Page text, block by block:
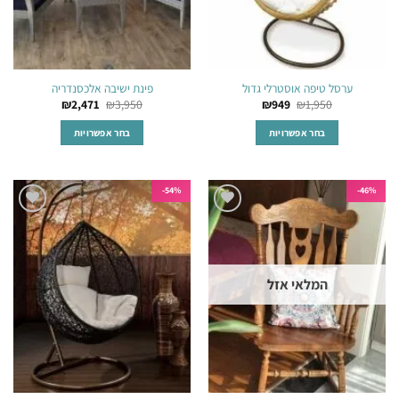
המוצר
ערסל טיפה אוסטרלי גדול
₪1,950
₪949
בחר אפשרויות
מספר
סוגים.
ניתן
לבחור
את
האפשרויות
בעמוד
המוצר
פינת ישיבה אלכסנדריה
₪3,950
₪2,471
בחר אפשרויות
יש
מספר
סוגים.
ניתן
לבחור
את
האפשרויות
בעמוד
המוצר
46%-
הוסף
לרשימת
המשאלות
המלאי אזל
54%-
הוסף
לרשימת
המשאלות